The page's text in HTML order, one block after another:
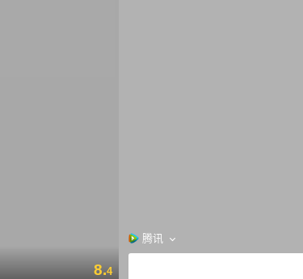
8.4
腾讯